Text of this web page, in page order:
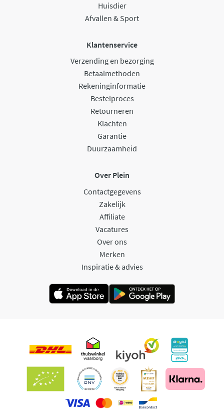
Huisdier
Afvallen & Sport
Klantenservice
Verzending en bezorging
Betaalmethoden
Rekeninginformatie
Bestelproces
Retourneren
Klachten
Garantie
Duurzaamheid
Over Plein
Contactgegevens
Zakelijk
Affiliate
Vacatures
Over ons
Merken
Inspiratie & advies